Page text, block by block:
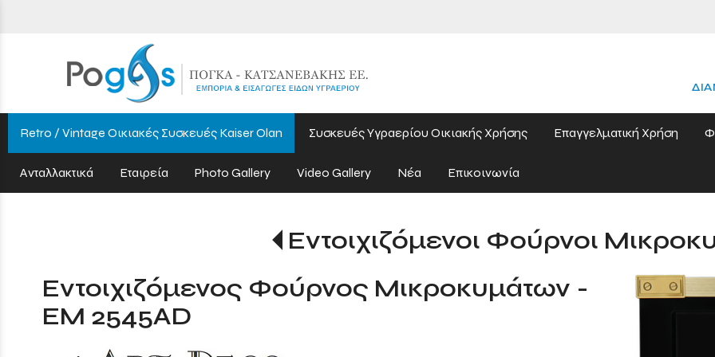
Retro / Vintage Οικιακές Συσκευές Kaiser Olan Συσκευές Υγραερίου Οικιακής Χρήσης Επαγγελματική Χρήση
Ανταλλακτικά Εταιρεία Photo Gallery Video Gallery Νέα Επικοινωνία
Εντοιχιζόμενοι Φούρνοι
Εντοιχιζόμενος Φούρνος Μικροκυμάτων -
EM 2545AD